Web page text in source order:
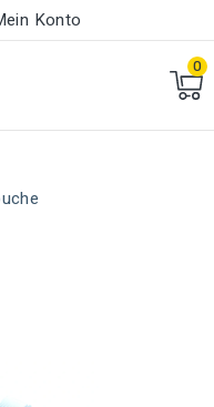
Konto
0